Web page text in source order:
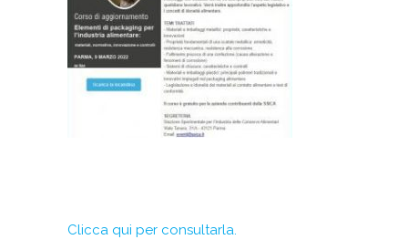
Clicca qui per consultarla.